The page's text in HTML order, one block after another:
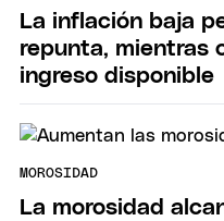
La inflación baja
repunta, mientras
ingreso disponible
MOROSIDAD
La morosidad